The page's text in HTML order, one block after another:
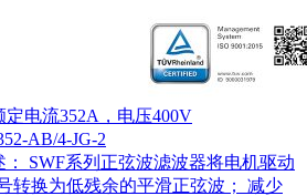
电流352A，电压400V
AB/4-JG-2
SWF系列正弦波滤波器将电机驱动
转换为低残余的平滑正弦波； 减少